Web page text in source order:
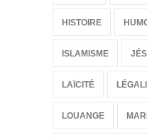
HISTOIRE
ISLAMISME
LAÏCITÉ
LOUANGE